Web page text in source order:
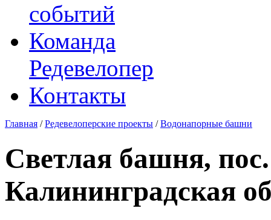
событий
Команда
Редевелопер
Контакты
Главная /Редевелоперские проекты /Водонапорные башни
Светлая башня,
Калининградская